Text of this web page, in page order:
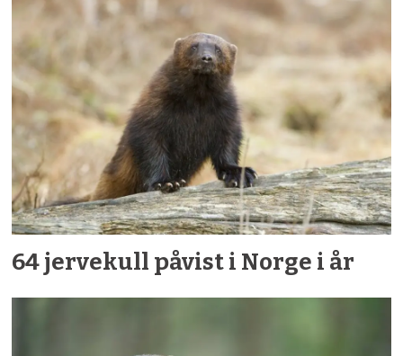
64 jervekull påvist i Norge i år